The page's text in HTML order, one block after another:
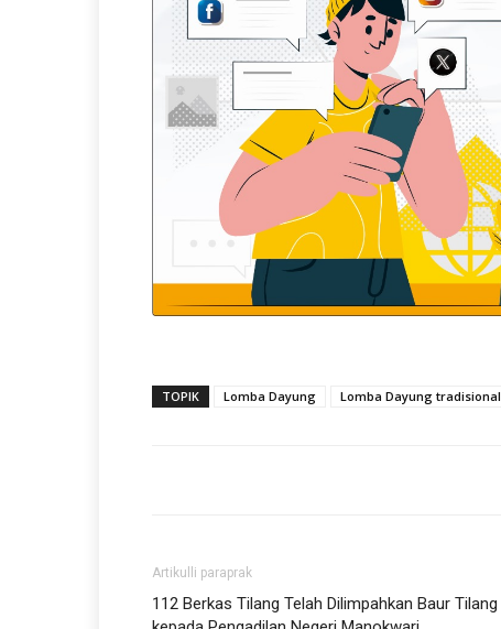
TOPIK Lomba Dayung Lomba Dayung tradisional
Artikulli paraprak
112 Berkas Tilang Telah Dilimpahkan Baur Tilang